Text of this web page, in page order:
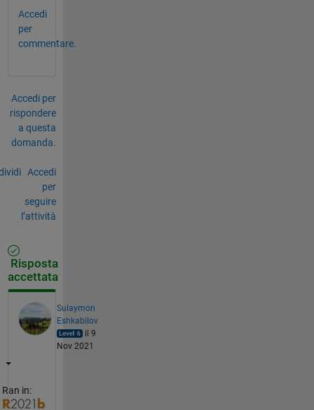
Accedi
per
commentare.
Accedi per
rispondere
a questa
domanda.
Accedi
per
seguire
l’attività
Risposta
accettata
Sulaymon
Eshkabilov
il 9
Nov 2021
Ran in: